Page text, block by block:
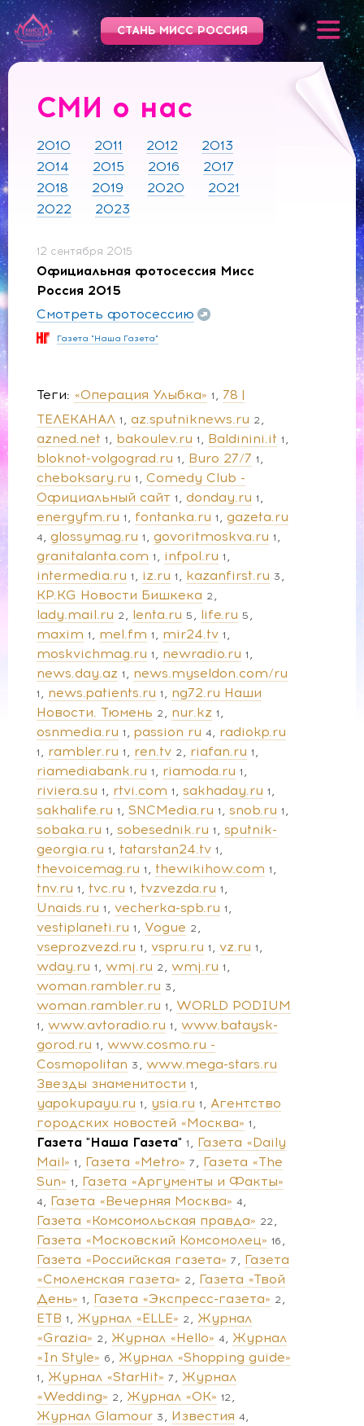
СТАНЬ МИСС РОССИЯ
СМИ о нас
2010 2011 2012
2013
2014
2015 2016
2017
2018
2019 2020
2021
2022
2023
12 сентября 2015
Официальная фотосессия Мисс
Россия 2015
Смотреть фотосессию
Газета "Наша Газета"
Теги «Операция Улыбка» 1
78 |
ТЕЛЕКАНАЛ 1 az.sputniknews.ru 2
azned.net 1 bakoulev.ru 1 Baldinini.it 1
bloknot-volgograd.ru 1 Buro 27/7 1
cheboksary.ru 1
Comedy Club -
Официальный сайт 1 donday.ru 1
energyfm.ru 1 fontanka.ru 1 gazeta.ru
4 glossymag.ru 1 govoritmoskva.ru 1
granitalanta.com 1 infpol.ru 1
intermedia.ru 1 iz.ru 1 kazanfirst.ru 3
KP.KG Новости Бишкека 2
lady.mail.ru 2 lenta.ru 5 life.ru 5
maxim 1 mel.fm 1 mir24.tv 1
moskvichmag.ru 1 newradio.ru 1
news.day.az 1 news.myseldon.com/ru
1 news.patients.ru 1
ng72.ru Наши
Новости. Тюмень 2 nur.kz 1
osnmedia.ru 1 passion ru 4 radiokp.ru
1 rambler.ru 1 ren.tv 2 riafan.ru 1
riamediabank.ru 1 riamoda.ru 1
riviera.su 1 rtvi.com 1 sakhaday.ru 1
sakhalife.ru 1 SNCMedia.ru 1 snob.ru 1
sobaka.ru 1 sobesednik.ru 1
sputnik-
georgia.ru 1 tatarstan24.tv 1
thevoicemag.ru 1 thewikihow.com 1
tnv.ru 1 tvc.ru 1 tvzvezda.ru 1
Unaids.ru 1 vecherka-spb.ru 1
vestiplaneti.ru 1 Vogue 2
vseprozvezd.ru 1 vspru.ru 1 vz.ru 1
wday.ru 1 wmj.ru 2 wmj.ru 1
woman.rambler.ru 3
woman.rambler.ru 1 WORLD PODIUM
1 www.avtoradio.ru 1
www.bataysk-
gorod.ru 1
www.cosmo.ru -
Cosmopolitan 3
www.mega-stars.ru
Звезды знаменитости 1
yapokupayu.ru 1 ysia.ru 1
Агентство
городских новостей «Москва» 1
Газета "Наша Газета" 1
Газета «Daily
Mail» 1 Газета «Metro» 7
Газета «The
Sun» 1 Газета «Аргументы и Факты»
4 Газета «Вечерняя Москва» 4
Газета «Комсомольская правда» 22
Газета «Московский Комсомолец» 16
Газета «Российская газета» 7
Газета
«Смоленская газета» 2
Газета «Твой
День» 1 Газета «Экспресс-газета» 2
ЕТВ 1 Журнал «ELLE» 2
Журнал
«Grazia» 2 Журнал «Hello» 4
Журнал
«In Style» 6 Журнал «Shopping guide»
1 Журнал «StarHit» 7
Журнал
«Wedding» 2 Журнал «ОК» 12
Журнал Glamour 3 Известия 4